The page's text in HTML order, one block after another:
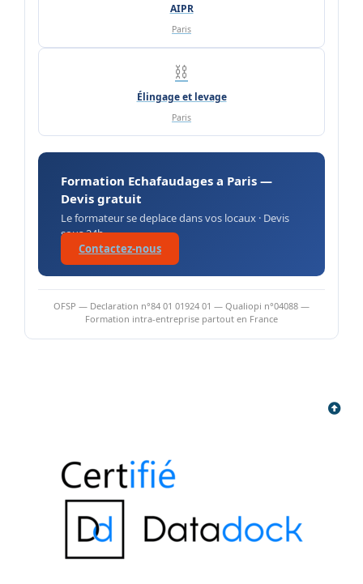
AIPR
Paris
⛓️
Élingage et levage
Paris
Formation Echafaudages a Paris —
Devis gratuit
Le formateur se deplace dans vos locaux · Devis
sous 24h
Contactez-nous
OFSP — Declaration n°84 01 01924 01 — Qualiopi n°04088 —
Formation intra-entreprise partout en France